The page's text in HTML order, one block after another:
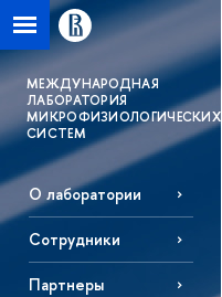
MЕЖДУНАРОДНАЯ
ЛАБОРАТОРИЯ
МИКРОФИЗИОЛОГИЧЕСКИХ
СИСТЕМ
О лаборатории
Сотрудники
Партнеры